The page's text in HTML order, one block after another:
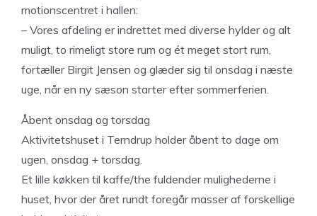
motionscentret i hallen:
– Vores afdeling er indrettet med diverse hylder og alt
muligt, to rimeligt store rum og ét meget stort rum,
fortæller Birgit Jensen og glæder sig til onsdag i næste
uge, når en ny sæson starter efter sommerferien.
Åbent onsdag og torsdag
Aktivitetshuset i Terndrup holder åbent to dage om
ugen, onsdag + torsdag.
Et lille køkken til kaffe/the fuldender mulighederne i
huset, hvor der året rundt foregår masser af forskellige